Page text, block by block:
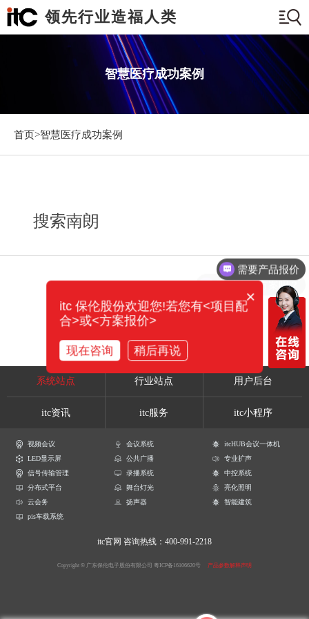
领先行业造福人类
智慧医疗成功案例
首页>智慧医疗成功案例
搜索南朗
系统站点 行业站点 用户后台
itc资讯 itc服务 itc小程序
视频会议 会议系统
itcHUB会议一体机
LED显示屏
公共广播
专业扩声
信号传输管理
录播系统
中控系统
分布式平台
舞台灯光
亮化照明
云会务
扬声器
智能建筑
pis车载系统
itc官网 咨询热线：400-991-2218
Copyright © 广东保伦电子股份有限公司 粤ICP备16106620号 产品参数解释声明
可以定制方案吗？
需要产品报价
×
itc 保伦股份欢迎您!若您有<项目配
合>或<方案报价>
现在咨询 稍后再说